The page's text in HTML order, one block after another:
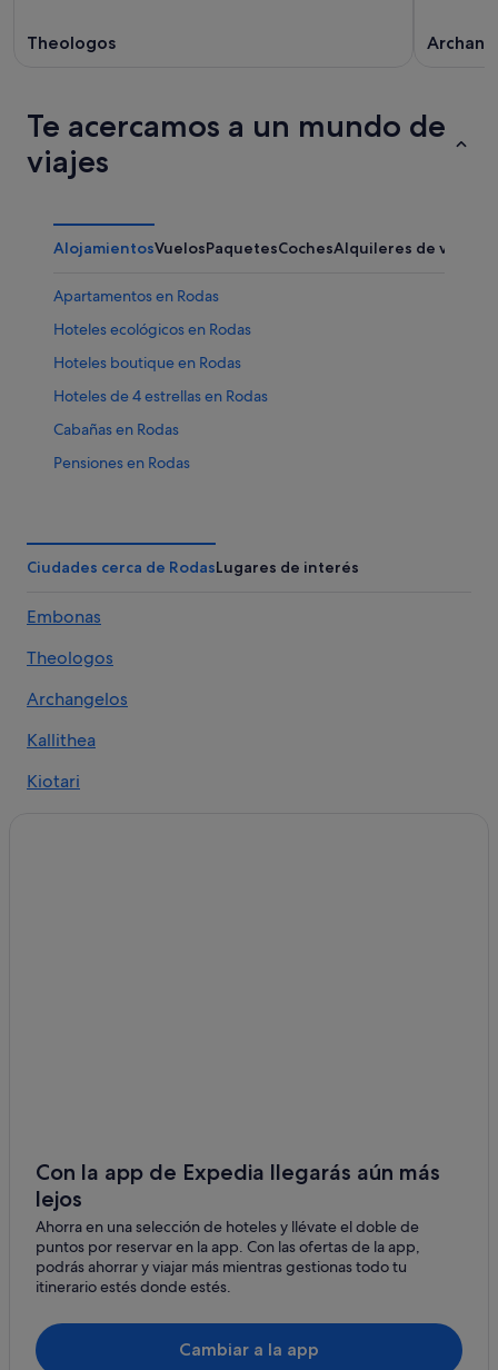
Theologos
Te acercamos a un mundo de
viajes
AlojamientosVuelosPaquetesCochesAlquileres de
Apartamentos en Rodas
Hoteles ecológicos en Rodas
Hoteles boutique en Rodas
Hoteles de 4 estrellas en Rodas
Cabañas en Rodas
Pensiones en Rodas
Hoteles cerca de Playa de Faliraki
Hoteles que aceptan mascotas en Rodas
Campings de caravanas en Rodas
Hoteles baratos en Rodas
Hoteles de lujo en Rodas
Hoteles con restaurante en Rodas
Kallithea hoteles
Iberostar hoteles en Rodas
Hoteles con todo incluido en Rodas
Hoteles con gimnasio en Rodas
Casas de huéspedes en Rodas
Ciudades cerca de RodasLugares de interés
Embonas
Theologos
Archangelos
Kallithea
Kiotari
Pefkos
Lardos
Paradisi
Kalathos
Con la app de Expedia llegarás aún más
lejos
Ahorra en una selección de hoteles y llévate el doble de
puntos por reservar en la app. Con las ofertas de la app,
podrás ahorrar y viajar más mientras gestionas todo tu
itinerario estés donde estés.
Cambiar a la app